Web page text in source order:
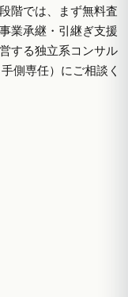
階では、まず無料査
業承継・引継ぎ支援
する独立系コンサル
側専任）にご相談く